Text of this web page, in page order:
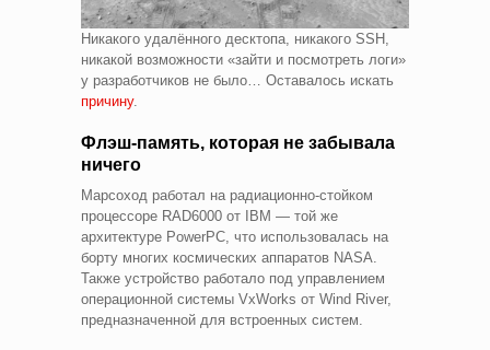
Никакого удалённого десктопа, никакого SSH,
никакой возможности «зайти и посмотреть логи»
у разработчиков не было… Оставалось искать
причину.
Флэш-память, которая не забывала
ничего
Марсоход работал на радиационно-стойком
процессоре RAD6000 от IBM — той же
архитектуре PowerPC, что использовалась на
борту многих космических аппаратов NASA.
Также устройство работало под управлением
операционной системы VxWorks от Wind River,
предназначенной для встроенных систем.